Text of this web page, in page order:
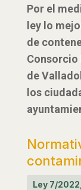
Por el
ley lo
de
Consorcio
de
los
Ley 7/